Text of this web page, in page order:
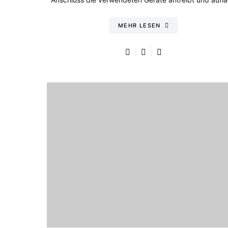
MEHR LESEN